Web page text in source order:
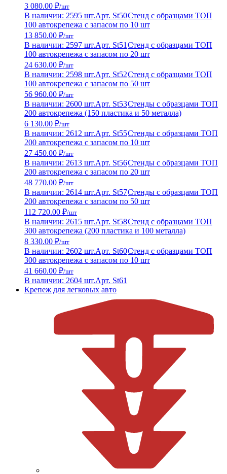
3 080.00 ₽/шт
В наличии: 2595 шт.Арт. St50Стенд с образцами ТОП
100 автокрепежа с запасом по 10 шт
13 850.00 ₽/шт
В наличии: 2597 шт.Арт. St51 Стенд с образцами ТОП
100 автокрепежа с запасом по 20 шт
24 630.00 ₽/шт
В наличии: 2598 шт.Арт. St52Стенд с образцами ТОП
100 автокрепежа с запасом по 50 шт
56 960.00 ₽/шт
В наличии: 2600 шт.Арт. St53Стенды с образцами ТОП
200 автокрепежа (150 пластика и 50 металла)
6 130.00 ₽/шт
В наличии: 2612 шт.Арт. St55Стенды с образцами ТОП
200 автокрепежа с запасом по 10 шт
27 450.00 ₽/шт
В наличии: 2613 шт.Арт. St56Стенды с образцами ТОП
200 автокрепежа с запасом по 20 шт
48 770.00 ₽/шт
В наличии: 2614 шт.Арт. St57Стенды с образцами ТОП
200 автокрепежа с запасом по 50 шт
112 720.00 ₽/шт
В наличии: 2615 шт.Арт. St58Стенд с образцами ТОП
300 автокрепежа (200 пластика и 100 металла)
8 330.00 ₽/шт
В наличии: 2602 шт.Арт. St60Стенд с образцами ТОП
300 автокрепежа с запасом по 10 шт
41 660.00 ₽/шт
В наличии: 2604 шт.Арт. St61
Крепеж для легковых авто